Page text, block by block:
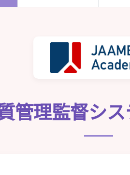
管理監督シ